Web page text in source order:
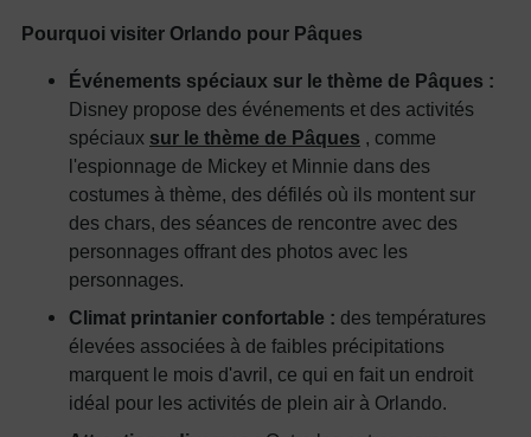
Pourquoi visiter Orlando pour Pâques
Événements spéciaux sur le thème de Pâques :
Disney propose des événements et des activités
spéciaux sur le thème de Pâques , comme
l'espionnage de Mickey et Minnie dans des
costumes à thème, des défilés où ils montent sur
des chars, des séances de rencontre avec des
personnages offrant des photos avec les
personnages.
Climat printanier confortable : des températures
élevées associées à de faibles précipitations
marquent le mois d'avril, ce qui en fait un endroit
idéal pour les activités de plein air à Orlando.